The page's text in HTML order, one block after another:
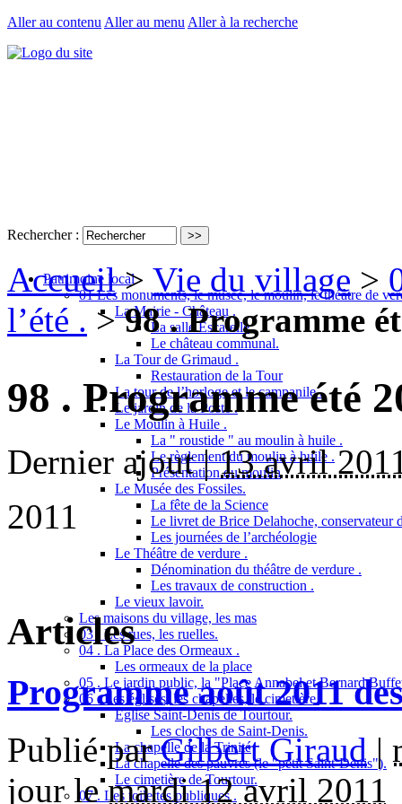
Aller au contenu Aller au menu Aller à la recherche
Patrimoine local
01 Les monuments, le musée, le moulin, le théâtre de
La Mairie - Château .
La salle Escarelle
Le château communal.
La Tour de Grimaud .
Restauration de la Tour
La tour de l’horloge et le campanile .
Le jardin de la Poste .
Le Moulin à Huile .
La " roustide " au moulin à huile .
Le règlement du moulin à huile .
Présentation du moulin
Le Musée des Fossiles.
La fête de la Science
Le livret de Brice Delahoche, conservateur
Les journées de l’archéologie
Le Théâtre de verdure .
Dénomination du théâtre de verdure .
Les travaux de construction .
Le vieux lavoir.
Les maisons du village, les mas
03 . Les rues, les ruelles.
04 . La Place des Ormeaux .
Les ormeaux de la place
05 . Le jardin public, la "Place Annabel et Bernard
06 . Les églises, les chapelles, le cimetière.
Eglise Saint-Denis de Tourtour.
Les cloches de Saint-Denis.
La chapelle de la Trinité
La chapelle des pauvres (le "petit Saint-Denis").
Le cimetière de Tourtour.
07 . Les toilettes publiques .
Rechercher :
Accueil> Vie du village >
l’été . >98 . Programme
98 . Programme été
Dernier ajout |13 avril
2011
Articles
Programme août 2011
Publié parGilbert Giraud|
jour lemardi 12 avril 2011